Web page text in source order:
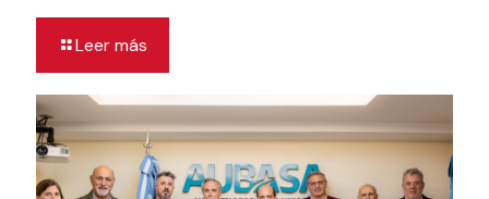
Leer más